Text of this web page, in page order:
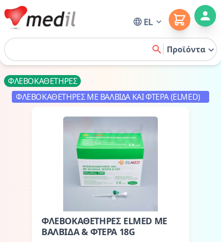
Home EL
Cart
search
Προϊόντα
ΦΛΕΒΟΚΑΘΕΤΗΡΕΣ
ΦΛΕΒΟΚΑΘΕΤΗΡΕΣ ΜΕ ΒΑΛΒΙΔΑ ΚΑΙ ΦΤΕΡΑ (ELMED)
ΦΛΕΒΟΚΑΘΕΤΗΡΕΣ ELMED ΜΕ
ΒΑΛΒΙΔΑ & ΦΤΕΡΑ 18G